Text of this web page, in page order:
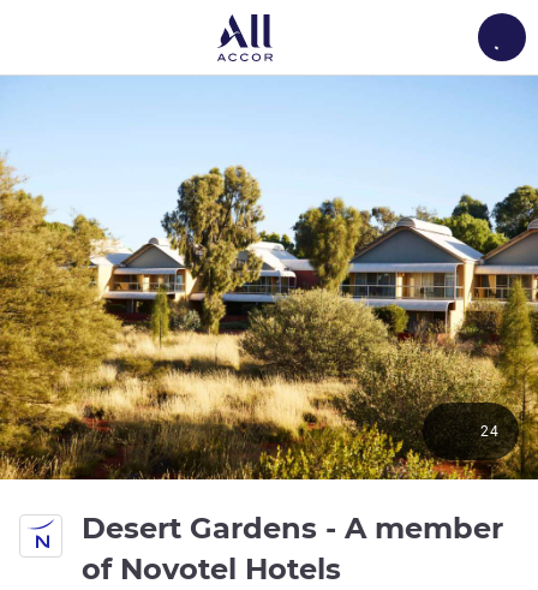
Desert Gardens - A member
of Novotel Hotels
24